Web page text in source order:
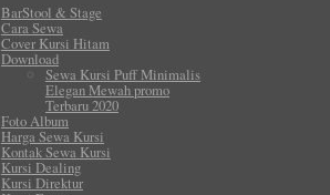
BarStool & Stage
Cara Sewa
Cover Kursi Hitam
Download
Sewa Kursi Puff Minimalis
Elegan Mewah promo
Terbaru 2020
Foto Album
Harga Sewa Kursi
Kontak Sewa Kursi
Kursi Dealing
Kursi Direktur